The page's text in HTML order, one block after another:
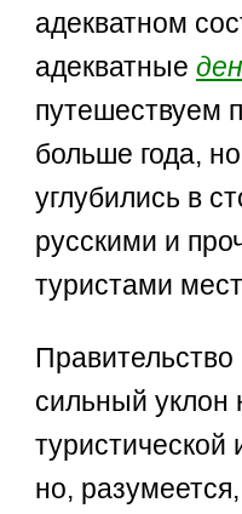
адекватном
адекватные
путешествуем
больше года,
углубились в
русскими и
туристами
сильный уклон
но,